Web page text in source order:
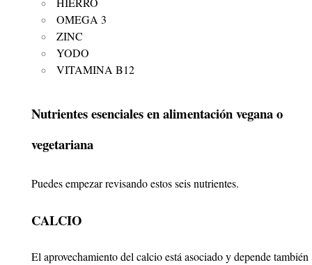
OMEGA 3
ZINC
YODO
VITAMINA B12
Nutrientes esenciales en alimentación vegana o
vegetariana
Puedes empezar revisando estos seis nutrientes.
CALCIO
El aprovechamiento del calcio está asociado y depende también